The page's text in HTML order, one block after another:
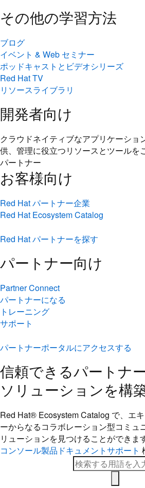
その他の学習方法
ブログ
イベント & Web セミナー
ポッドキャストとビデオシリーズ
Red Hat TV
リソースライブラリ
開発者向け
クラウドネイティブなアプリケーショ
供、管理に役立つリソースとツールを
パートナー
お客様向け
Red Hat パートナー企業
Red Hat Ecosystem Catalog
Red Hat パートナーを探す
パートナー向け
Partner Connect
パートナーになる
トレーニング
サポート
パートナーポータルにアクセスする
信頼できるパートナ
ソリューションを構
Red Hat® Ecosystem Catalog で、エ
ーからなるコラボレーション型コミ​ュ
リューションを見つけることができます
コンソール製品ドキュメントサポート